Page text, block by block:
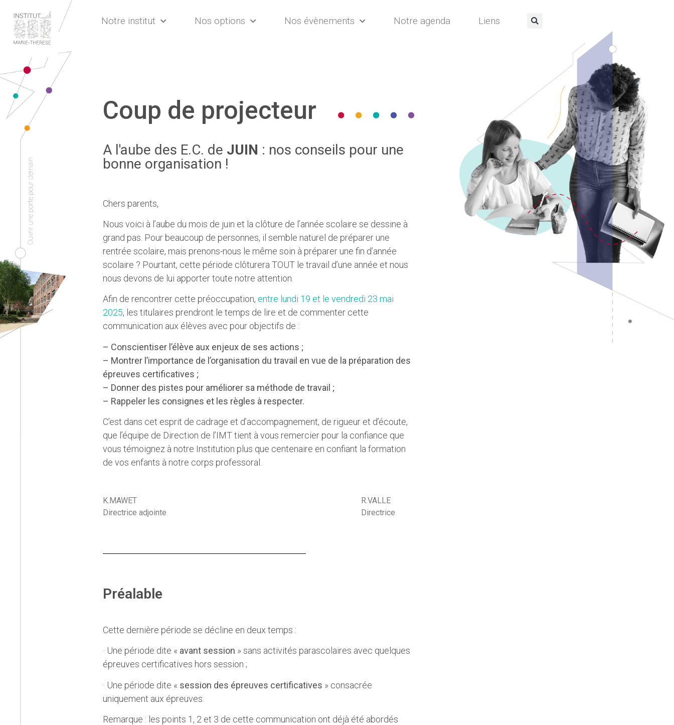
Notre institut Nos options Nos évènements Notre agenda Liens
Coup de projecteur
A l'aube des E.C. de JUIN : nos conseils pour une
bonne organisation !
Chers parents,
Nous voici à l’aube du mois de juin et la clôture de l’année scolaire se dessine à
grand pas. Pour beaucoup de personnes, il semble naturel de préparer une
rentrée scolaire, mais prenons-nous le même soin à préparer une fin d’année
scolaire ? Pourtant, cette période clôturera TOUT le travail d’une année et nous
nous devons de lui apporter toute notre attention.
Afin de rencontrer cette préoccupation, entre lundi 19 et le vendredi 23 mai
2025, les titulaires prendront le temps de lire et de commenter cette
communication aux élèves avec pour objectifs de :
– Conscientiser l’élève aux enjeux de ses actions ;
– Montrer l’importance de l’organisation du travail en vue de la préparation des
épreuves certificatives ;
– Donner des pistes pour améliorer sa méthode de travail ;
– Rappeler les consignes et les règles à respecter.
C’est dans cet esprit de cadrage et d’accompagnement, de rigueur et d’écoute,
que l’équipe de Direction de l’IMT tient à vous remercier pour la confiance que
vous témoignez à notre Institution plus que centenaire en confiant la formation
de vos enfants à notre corps professoral.
K.MAWET
Directrice adjointe
R.VALLE
Directrice
Préalable
Cette dernière période se décline en deux temps :
· Une période dite « avant session » sans activités parascolaires avec quelques
épreuves certificatives hors session ;
· Une période dite « session des épreuves certificatives » consacrée
uniquement aux épreuves.
Remarque : les points 1, 2 et 3 de cette communication ont déjà été abordés